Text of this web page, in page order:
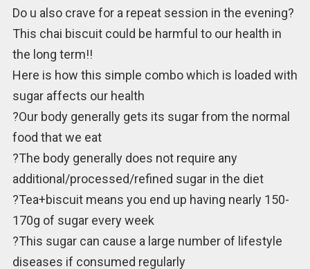
Do u also crave for a repeat session in the evening?
This chai biscuit could be harmful to our health in
the long term!!
Here is how this simple combo which is loaded with
sugar affects our health
?Our body generally gets its sugar from the normal
food that we eat
?The body generally does not require any
additional/processed/refined sugar in the diet
?Tea+biscuit means you end up having nearly 150-
170g of sugar every week
?This sugar can cause a large number of lifestyle
diseases if consumed regularly